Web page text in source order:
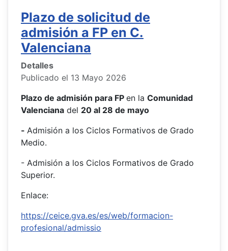
Plazo de solicitud de
admisión a FP en C.
Valenciana
Detalles
Publicado el 13 Mayo 2026
Plazo de admisión para FP en la Comunidad
Valenciana del 20 al 28 de mayo
- Admisión a los Ciclos Formativos de Grado
Medio.
- Admisión a los Ciclos Formativos de Grado
Superior.
Enlace:
https://ceice.gva.es/es/web/formacion-
profesional/admissio